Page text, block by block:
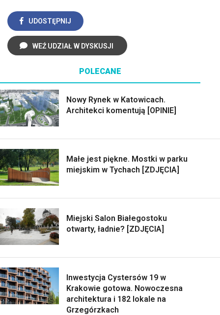
UDOSTĘPNIJ
WEŹ UDZIAŁ W DYSKUSJI
POLECANE
Nowy Rynek w Katowicach.
Architekci komentują [OPINIE]
Małe jest piękne. Mostki w parku
miejskim w Tychach [ZDJĘCIA]
Miejski Salon Białegostoku
otwarty, ładnie? [ZDJĘCIA]
Inwestycja Cystersów 19 w
Krakowie gotowa. Nowoczesna
architektura i 182 lokale na
Grzegórzkach